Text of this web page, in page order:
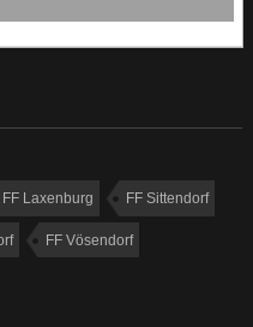
FF Laxenburg FF Sittendorf
FF Vösendorf